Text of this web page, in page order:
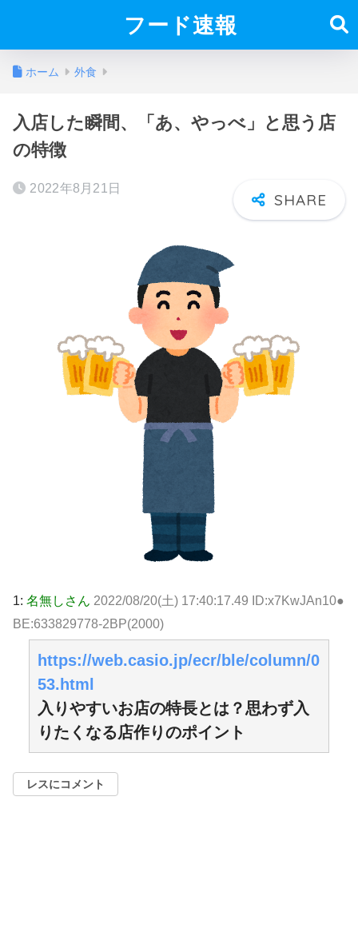
フード速報
ホーム 外食
入店した瞬間、「あ、やっべ」と思う店
の特徴
2022年8月21日
1: 名無しさん 2022/08/20(土) 17:40:17.49 ID:x7KwJAn10●
BE:633829778-2BP(2000)
https://web.casio.jp/ecr/ble/column/0
53.html
入りやすいお店の特長とは？思わず入
りたくなる店作りのポイント
レスにコメント